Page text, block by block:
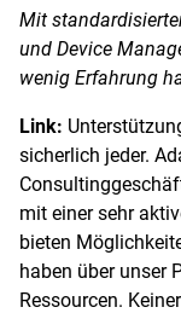
Mit
und Device
wenig Erfahrung
Link:
sicherlich jeder.
mit einer sehr
bieten
haben über unser
Ressourcen.